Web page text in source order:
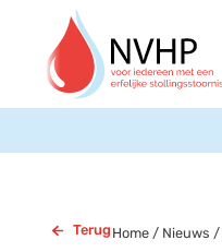
Terug Home/ Nieuws /